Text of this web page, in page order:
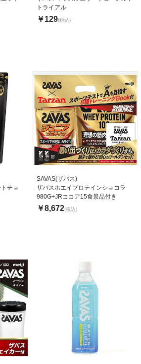
トライアル
￥129(税込)
チョ
SAVAS(ザバス)
ザバスホエイプロテインショコラ
980G+JRココア15食景品付き
￥8,672(税込)